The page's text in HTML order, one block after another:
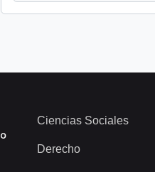
Ciencias Sociales
Derecho